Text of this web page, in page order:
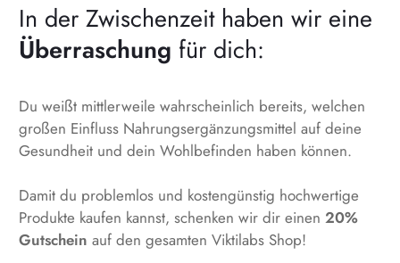
In der Zwischenzeit haben wir eine
Überraschung für dich:
Du weißt mittlerweile wahrscheinlich bereits, welchen
großen Einfluss Nahrungsergänzungsmittel auf deine
Gesundheit und dein Wohlbefinden haben können.
Damit du problemlos und kostengünstig hochwertige
Produkte kaufen kannst, schenken wir dir einen 20%
Gutschein auf den gesamten Viktilabs Shop!